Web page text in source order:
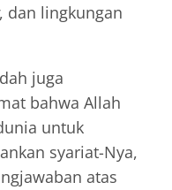
, dan lingkungan
juga
bahwa Allah
untuk
syariat-Nya,
atas